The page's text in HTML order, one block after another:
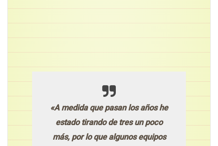
«A medida que pasan los años he
estado tirando de tres un poco
más, por lo que algunos equipos